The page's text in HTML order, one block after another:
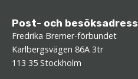
Post- och besöksadress
Fredrika Bremer-förbundet
Karlbergsvägen 86A 3tr
113 35 Stockholm